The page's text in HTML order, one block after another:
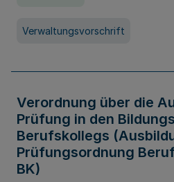
Verwaltungsvorschrift
Verordnung über die
Prüfung in den
Berufskollegs
Prüfungsordnung
BK)